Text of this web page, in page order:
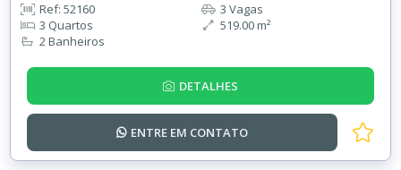
Ref: 52160
3 Quartos
2 Banheiros
3 Vagas
519.00 m²
DETALHES
ENTRE EM CONTATO